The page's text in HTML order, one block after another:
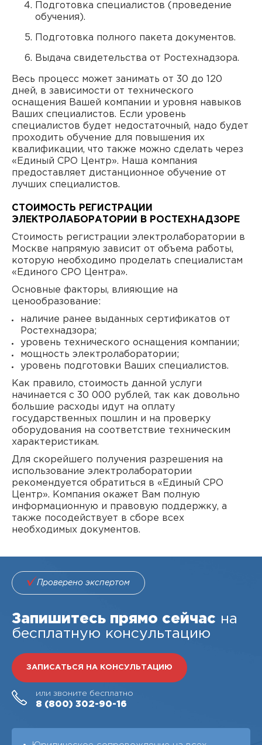
Подготовка специалистов (проведение
обучения).
Подготовка полного пакета документов.
Выдача свидетельства от Ростехнадзора.
Весь процесс может занимать от 30 до 120
дней, в зависимости от технического
оснащения Вашей компании и уровня навыков
Ваших специалистов. Если уровень
специалистов будет недостаточный, надо будет
проходить обучение для повышения их
квалификации, что также можно сделать через
«Единый СРО Центр». Наша компания
предоставляет дистанционное обучение от
лучших специалистов.
СТОИМОСТЬ РЕГИСТРАЦИИ
ЭЛЕКТРОЛАБОРАТОРИИ В РОСТЕХНАДЗОРЕ
Стоимость регистрации электролаборатории в
Москве напрямую зависит от объема работы,
которую необходимо проделать специалистам
«Единого СРО Центра».
Основные факторы, влияющие на
ценообразование:
наличие ранее выданных сертификатов от
Ростехнадзора;
уровень технического оснащения компании;
мощность электролаборатории;
уровень подготовки Ваших специалистов.
Как правило, стоимость данной услуги
начинается с 30 000 рублей, так как довольно
большие расходы идут на оплату
государственных пошлин и на проверку
оборудования на соответствие техническим
характеристикам.
Для скорейшего получения разрешения на
использование электролаборатории
рекомендуется обратиться в «Единый СРО
Центр». Компания окажет Вам полную
информационную и правовую поддержку, а
также посодействует в сборе всех
необходимых документов.
Проверено экспертом
Запишитесь прямо сейчас на
бесплатную консультацию
ЗАПИСАТЬСЯ НА КОНСУЛЬТАЦИЮ
или звоните бесплатно
8 (800) 302-90-16